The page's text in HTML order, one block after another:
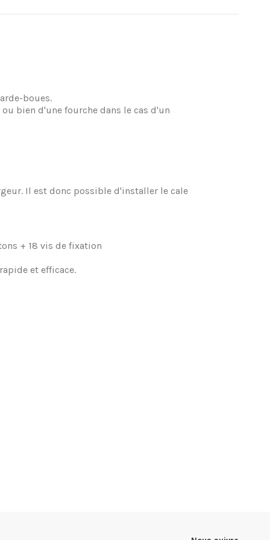
boues.
bien d'une fourche dans le cas d'un
Il est donc possible d'installer le cale
+ 18 vis de fixation
et efficace.